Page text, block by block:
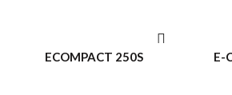
ECOMPACT 250S E-